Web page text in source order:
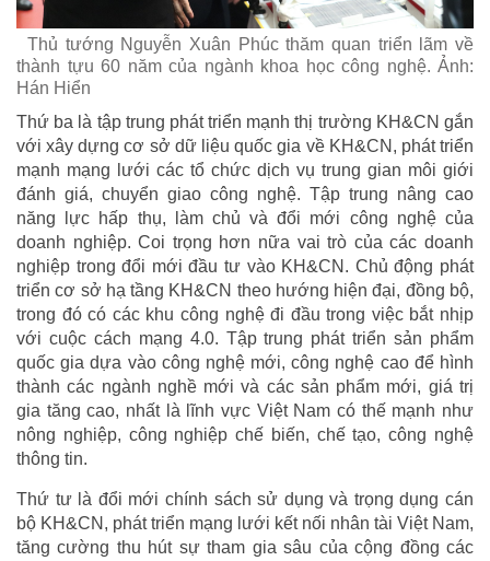
Thủ tướng Nguyễn Xuân Phúc thăm quan triển lãm về
thành tựu 60 năm của ngành khoa học công nghệ. Ảnh:
Hán Hiển
Thứ ba là tập trung phát triển mạnh thị trường KH&CN gắn
với xây dựng cơ sở dữ liệu quốc gia về KH&CN, phát triển
mạnh mạng lưới các tổ chức dịch vụ trung gian môi giới
đánh giá, chuyển giao công nghệ. Tập trung nâng cao
năng lực hấp thụ, làm chủ và đổi mới công nghệ của
doanh nghiệp. Coi trọng hơn nữa vai trò của các doanh
nghiệp trong đổi mới đầu tư vào KH&CN. Chủ động phát
triển cơ sở hạ tầng KH&CN theo hướng hiện đại, đồng bộ,
trong đó có các khu công nghệ đi đầu trong việc bắt nhịp
với cuộc cách mạng 4.0. Tập trung phát triển sản phẩm
quốc gia dựa vào công nghệ mới, công nghệ cao để hình
thành các ngành nghề mới và các sản phẩm mới, giá trị
gia tăng cao, nhất là lĩnh vực Việt Nam có thế mạnh như
nông nghiệp, công nghiệp chế biến, chế tạo, công nghệ
thông tin.
Thứ tư là đổi mới chính sách sử dụng và trọng dụng cán
bộ KH&CN, phát triển mạng lưới kết nối nhân tài Việt Nam,
tăng cường thu hút sự tham gia sâu của cộng đồng các